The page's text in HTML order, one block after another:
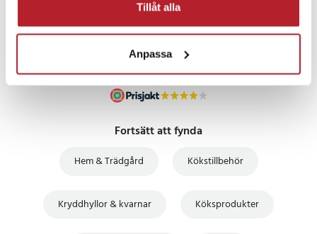
Tillåt alla
Anpassa
UTFÖRSÄLJNING
Fortsätt att fynda
Hem & Trädgård Kökstillbehör
Kryddhyllor & kvarnar Köksprodukter